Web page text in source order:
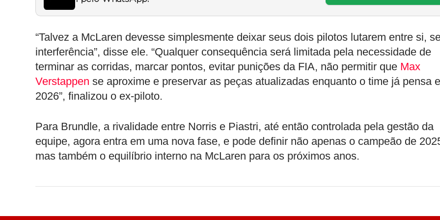
“Talvez a McLaren devesse simplesmente deixar seus dois pilotos lutarem entre si,
interferência”, disse ele. “Qualquer consequência será limitada pela necessidade de
terminar as corridas, marcar pontos, evitar punições da FIA, não permitir que Max
Verstappen se aproxime e preservar as peças atualizadas enquanto o time já pensa
2026”, finalizou o ex-piloto.
Para Brundle, a rivalidade entre Norris e Piastri, até então controlada pela gestão da
equipe, agora entra em uma nova fase, e pode definir não apenas o campeão de
mas também o equilíbrio interno na McLaren para os próximos anos.